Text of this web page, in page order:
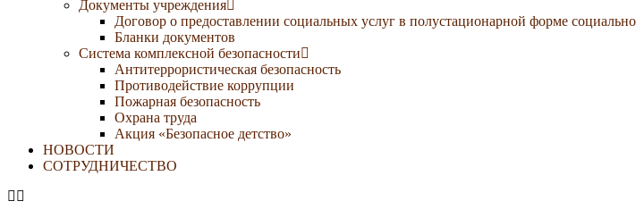
Документы учреждения
Договор о предоставлении социальных услуг в полустационарной форме
Бланки документов
Система комплексной безопасности
Антитеррористическая безопасность
Противодействие коррупции
Пожарная безопасность
Охрана труда
Акция «Безопасное детство»
НОВОСТИ
СОТРУДНИЧЕСТВО